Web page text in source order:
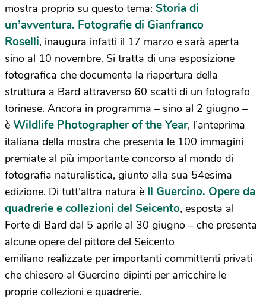
mostra proprio su questo tema: Storia di
un’avventura. Fotografie di Gianfranco
Roselli, inaugura infatti il 17 marzo e sarà aperta
sino al 10 novembre. Si tratta di una esposizione
fotografica che documenta la riapertura della
struttura a Bard attraverso 60 scatti di un fotografo
torinese. Ancora in programma – sino al 2 giugno –
è Wildlife Photographer of the Year, l’anteprima
italiana della mostra che presenta le 100 immagini
premiate al più importante concorso al mondo di
fotografia naturalistica, giunto alla sua 54esima
edizione. Di tutt’altra natura è Il Guercino. Opere da
quadrerie e collezioni del Seicento, esposta al
Forte di Bard dal 5 aprile al 30 giugno – che presenta
alcune opere del pittore del Seicento
emiliano realizzate per importanti committenti privati
che chiesero al Guercino dipinti per arricchire le
proprie collezioni e quadrerie.